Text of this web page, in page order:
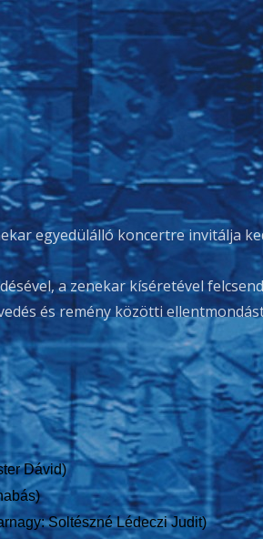
egyedülálló koncertre invitálja
a zenekar kíséretével
és remény közötti
Dávid)
Soltészné Lédeczi Judit)